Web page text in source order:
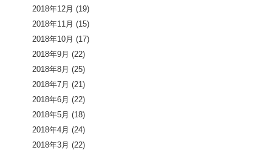
2018年12月 (19)
2018年11月 (15)
2018年10月 (17)
2018年9月 (22)
2018年8月 (25)
2018年7月 (21)
2018年6月 (22)
2018年5月 (18)
2018年4月 (24)
2018年3月 (22)